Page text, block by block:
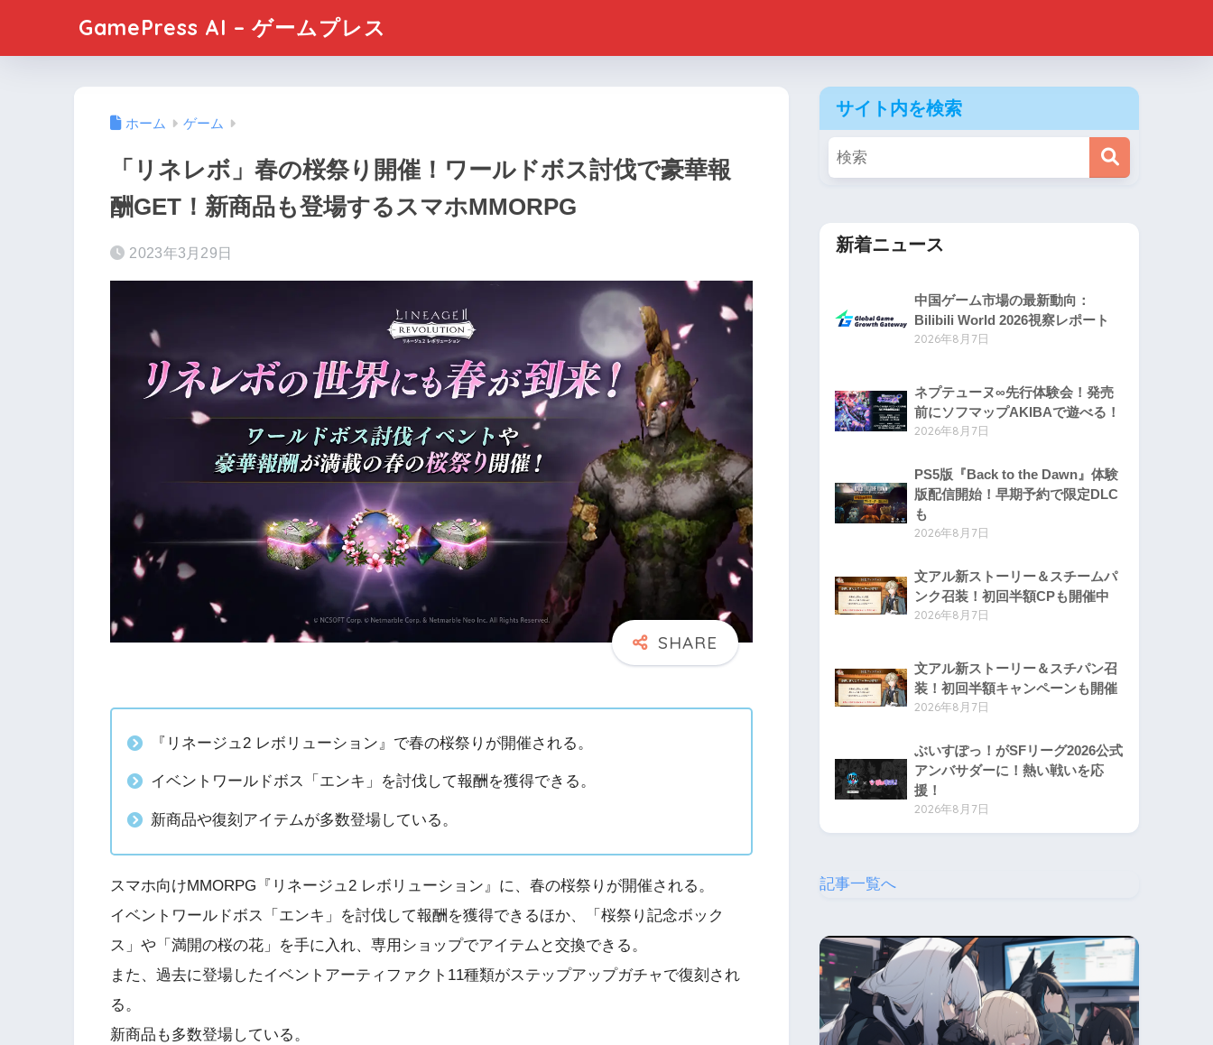
GamePress AI – ゲームプレス
ホーム ゲーム
「リネレボ」春の桜祭り開催！ワールドボス討伐で豪華報
酬GET！新商品も登場するスマホMMORPG
2023年3月29日
『リネージュ2 レボリューション』で春の桜祭りが開催される。
イベントワールドボス「エンキ」を討伐して報酬を獲得できる。
新商品や復刻アイテムが多数登場している。
スマホ向けMMORPG『リネージュ2 レボリューション』に、春の桜祭りが開催される。
イベントワールドボス「エンキ」を討伐して報酬を獲得できるほか、「桜祭り記念ボック
ス」や「満開の桜の花」を手に入れ、専用ショップでアイテムと交換できる。
また、過去に登場したイベントアーティファクト11種類がステップアップガチャで復刻され
る。
新商品も多数登場している。
サイト内を検索
新着ニュース
中国ゲーム市場の最新動向：
Bilibili World 2026視察レポート
2026年8月7日
ネプテューヌ∞先行体験会！発売
前にソフマップAKIBAで遊べる！
2026年8月7日
PS5版『Back to the Dawn』体験
版配信開始！早期予約で限定DLC
も
2026年8月7日
文アル新ストーリー＆スチームパ
ンク召装！初回半額CPも開催中
2026年8月7日
文アル新ストーリー＆スチパン召
装！初回半額キャンペーンも開催
2026年8月7日
ぶいすぽっ！がSFリーグ2026公式
アンバサダーに！熱い戦いを応
援！
2026年8月7日
記事一覧へ